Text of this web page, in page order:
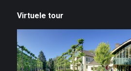
Virtuele tour